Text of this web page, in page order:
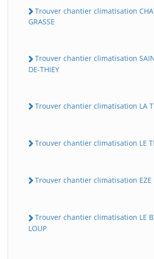
Trouver chantier climatisation
GRASSE
Trouver chantier climatisation
DE-THIEY
Trouver chantier climatisation LA
Trouver chantier climatisation LE
Trouver chantier climatisation EZE
Trouver chantier climatisation LE
LOUP